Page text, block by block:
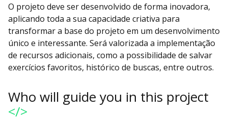
O projeto deve ser desenvolvido de forma inovadora,
aplicando toda a sua capacidade criativa para
transformar a base do projeto em um desenvolvimento
único e interessante. Será valorizada a implementação
de recursos adicionais, como a possibilidade de salvar
exercícios favoritos, histórico de buscas, entre outros.
Who will guide you in this project
</>